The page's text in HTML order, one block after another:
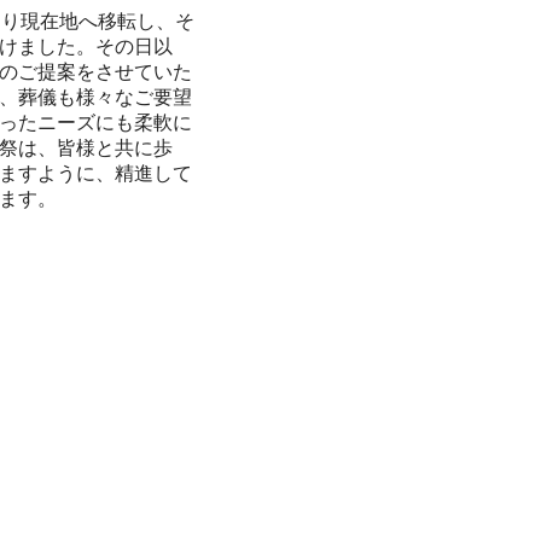
現在地へ移転し、そ
ました。その日以
ご提案をさせていた
葬儀も様々なご要望
たニーズにも柔軟に
は、皆様と共に歩
すように、精進して
す。